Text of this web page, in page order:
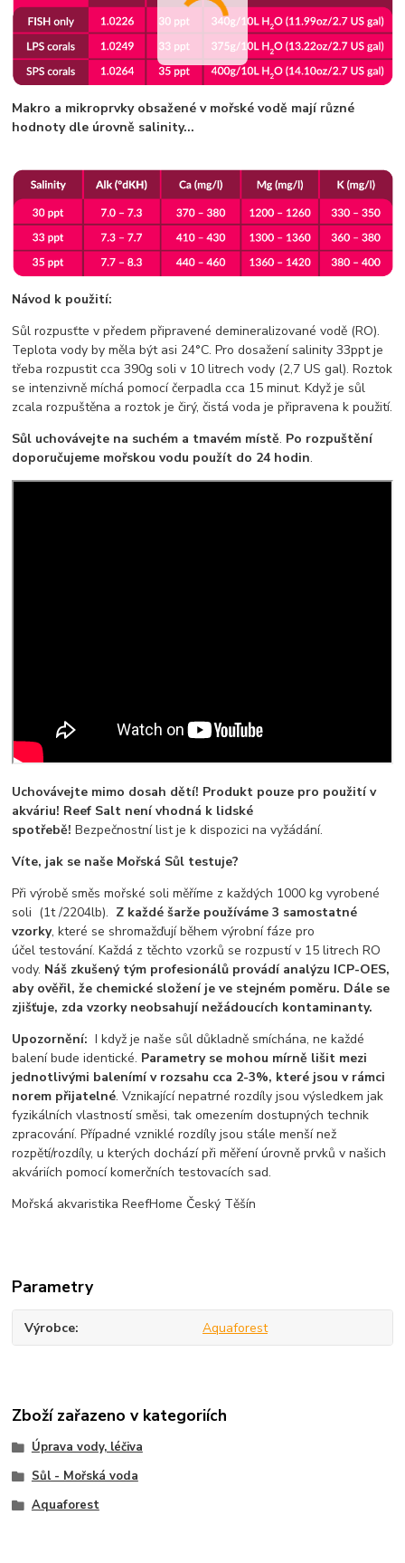
Makro a mikroprvky obsažené v mořské vodě mají různé
hodnoty dle úrovně salinity...
Návod k použití:
Sůl rozpusťte v předem připravené demineralizované vodě (RO).
Teplota vody by měla být asi 24°C. Pro dosažení salinity 33ppt je
třeba rozpustit cca 390g soli v 10 litrech vody (2,7 US gal). Roztok
se intenzivně míchá pomocí čerpadla cca 15 minut. Když je sůl
zcala rozpuštěna a roztok je čirý, čistá voda je připravena k použití.
Sůl uchovávejte na suchém a tmavém místě. Po rozpuštění
doporučujeme mořskou vodu použít do 24 hodin.
Uchovávejte mimo dosah dětí! Produkt pouze pro použití v
akváriu! Reef Salt není vhodná k lidské
spotřebě! Bezpečnostní list je k dispozici na vyžádání.
Víte, jak se naše Mořská Sůl testuje?
Při výrobě směs mořské soli měříme z každých 1000 kg vyrobené
soli (1t /2204lb). Z každé šarže používáme 3 samostatné
vzorky, které se shromažďují během výrobní fáze pro
účel testování. Každá z těchto vzorků se rozpustí v 15 litrech RO
vody. Náš zkušený tým profesionálů provádí analýzu ICP-OES,
aby ověřil, že chemické složení je ve stejném poměru. Dále se
zjišťuje, zda vzorky neobsahují nežádoucích kontaminanty.
Upozornění: I když je naše sůl důkladně smíchána, ne každé
balení bude identické. Parametry se mohou mírně lišit mezi
jednotlivými balenímí v rozsahu cca 2-3%, které jsou v rámci
norem přijatelné. Vznikající nepatrné rozdíly jsou výsledkem jak
fyzikálních vlastností směsi, tak omezením dostupných technik
zpracování. Případné vzniklé rozdíly jsou stále menší než
rozpětí/rozdíly, u kterých dochází při měření úrovně prvků v našich
akváriích pomocí komerčních testovacích sad.
Mořská akvaristika ReefHome Český Těšín
Parametry
Výrobce Aquaforest
Zboží zařazeno v kategoriích
Úprava vody, léčiva
Sůl - Mořská voda
Aquaforest